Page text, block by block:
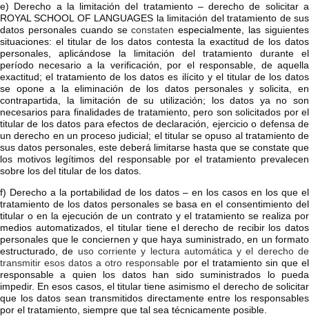
e) Derecho a la limitación del tratamiento – derecho de solicitar a
ROYAL SCHOOL OF LANGUAGES la limitación del tratamiento de sus
datos personales cuando seconstatenespecialmente, las siguientes
situaciones: el titular de los datos contesta la exactitud de los datos
personales, aplicándose la limitación del tratamiento durante el
período necesario a la verificación, por el responsable, de aquella
exactitud; el tratamiento de los datos es ilícito y el titular de los datos
se opone a la eliminación de los datos personales y solicita, en
contrapartida, la limitación de su utilización; los datos ya no son
necesarios para finalidades de tratamiento, pero son solicitados por el
titular de los datos para efectos de declaración, ejercicio o defensa de
un derecho en un proceso judicial; el titular se opuso al tratamiento de
sus datos personales, este deberá limitarse hasta que se constate que
los motivos legítimos del responsable por el tratamiento prevalecen
sobre los del titular de los datos.
f) Derecho a la portabilidad de los datos – en los casos en los que el
tratamiento de los datos personales se basa en el consentimiento del
titular o en la ejecución de un contrato y el tratamiento se realiza por
medios automatizados, el titular tiene el derecho de recibir los datos
personales que le conciernen y que haya suministrado, en un formato
estructurado, de uso corriente y lectura automática y el derecho de
transmitir esos datos a otro responsable por el tratamiento sin que el
responsable a quien los datos han sido suministrados lo pueda
impedir. En esos casos, el titular tiene asimismo el derecho de solicitar
que los datos sean transmitidos directamente entre los responsables
por el tratamiento, siempre que tal sea técnicamente posible.